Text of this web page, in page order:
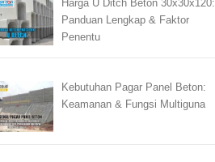
Harga U Ditch Beton 30x30x120:
Panduan Lengkap & Faktor
Penentu
Kebutuhan Pagar Panel Beton:
Keamanan & Fungsi Multiguna